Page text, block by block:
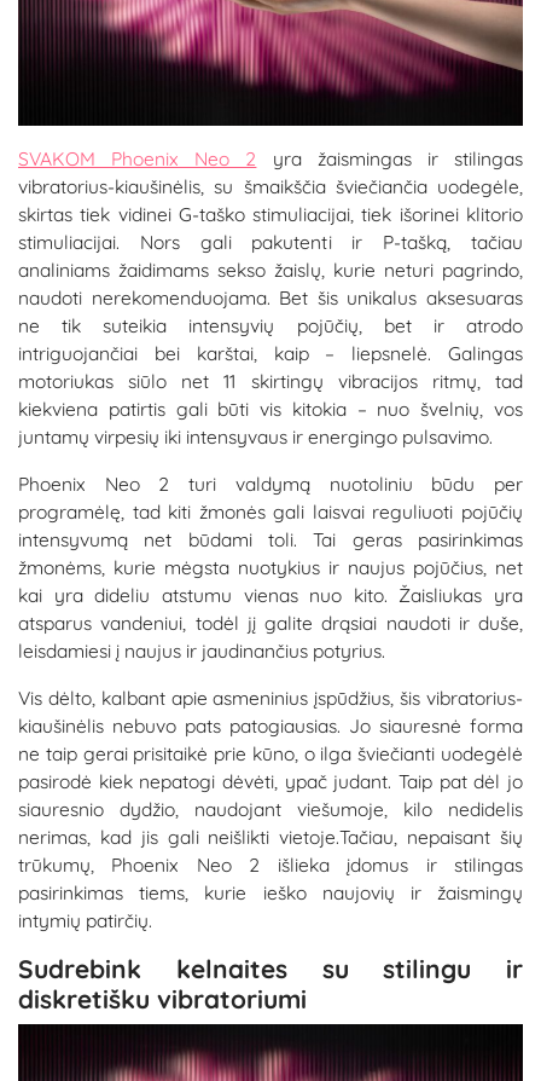
SVAKOM Phoenix Neo 2 yra žaismingas ir stilingas
vibratorius-kiaušinėlis, su šmaikščia šviečiančia uodegėle,
skirtas tiek vidinei G-taško stimuliacijai, tiek išorinei klitorio
stimuliacijai. Nors gali pakutenti ir P-tašką, tačiau
analiniams žaidimams sekso žaislų, kurie neturi pagrindo,
naudoti nerekomenduojama. Bet šis unikalus aksesuaras
ne tik suteikia intensyvių pojūčių, bet ir atrodo
intriguojančiai bei karštai, kaip – liepsnelė. Galingas
motoriukas siūlo net 11 skirtingų vibracijos ritmų, tad
kiekviena patirtis gali būti vis kitokia – nuo švelnių, vos
juntamų virpesių iki intensyvaus ir energingo pulsavimo.
Phoenix Neo 2 turi valdymą nuotoliniu būdu per
programėlę, tad kiti žmonės gali laisvai reguliuoti pojūčių
intensyvumą net būdami toli. Tai geras pasirinkimas
žmonėms, kurie mėgsta nuotykius ir naujus pojūčius, net
kai yra dideliu atstumu vienas nuo kito. Žaisliukas yra
atsparus vandeniui, todėl jį galite drąsiai naudoti ir duše,
leisdamiesi į naujus ir jaudinančius potyrius.
Vis dėlto, kalbant apie asmeninius įspūdžius, šis vibratorius-
kiaušinėlis nebuvo pats patogiausias. Jo siauresnė forma
ne taip gerai prisitaikė prie kūno, o ilga šviečianti uodegėlė
pasirodė kiek nepatogi dėvėti, ypač judant. Taip pat dėl jo
siauresnio dydžio, naudojant viešumoje, kilo nedidelis
nerimas, kad jis gali neišlikti vietoje.Tačiau, nepaisant šių
trūkumų, Phoenix Neo 2 išlieka įdomus ir stilingas
pasirinkimas tiems, kurie ieško naujovių ir žaismingų
intymių patirčių.
Sudrebink kelnaites su stilingu ir
diskretišku vibratoriumi